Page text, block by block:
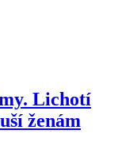
Lichotí
ženám